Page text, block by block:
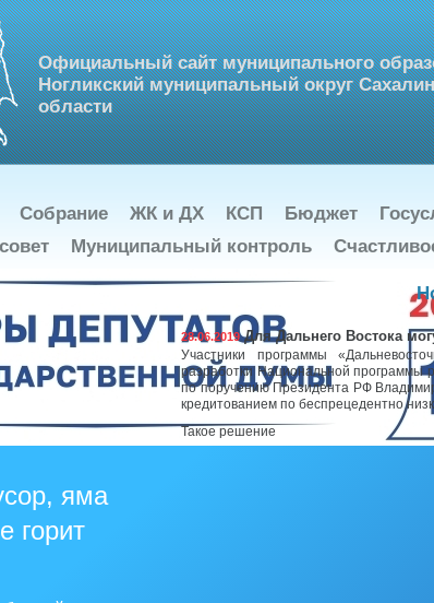
Официальный сайт муниципального
Ногликский муниципальный округ
области
Собрание ЖК и ДХ КСП Бюджет
Муниципальный контроль
яма
горит
28.06.2019Для Дальнего Востока
Участники программы
разработки Национальной программы
по поручению Президента РФ
кредитованием по беспрецедентно
Такое решение